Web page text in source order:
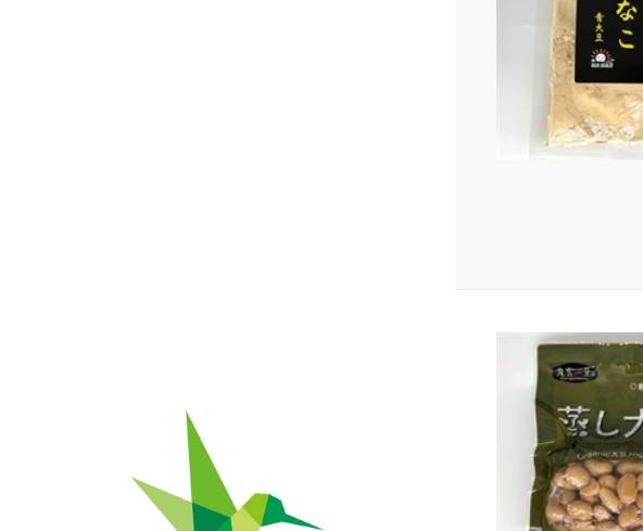
自然栽培の野菜・果物・お米の宅配通販｜自然栽培専門店ハミングバード